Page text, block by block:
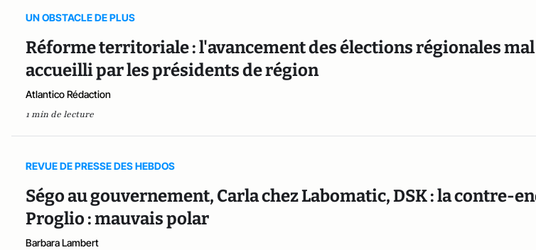
UN OBSTACLE DE PLUS
Réforme territoriale : l'avancement des élections régionales mal
accueilli par les présidents de région
Atlantico Rédaction
1 min de lecture
REVUE DE PRESSE DES HEBDOS
Ségo au gouvernement, Carla chez Labomatic, DSK : la contre-
Proglio : mauvais polar
Barbara Lambert